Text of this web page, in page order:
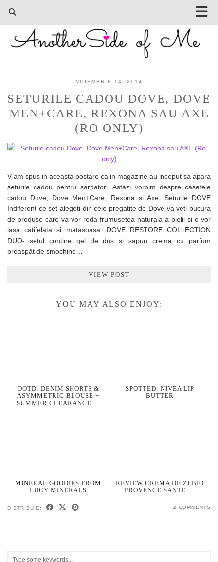
NOIEMBRIE 14, 2014
SETURILE CADOU DOVE, DOVE
MEN+CARE, REXONA SAU AXE
(RO ONLY)
V-am spus in aceasta postare ca in magazine au inceput sa apara
seturile cadou pentru sarbatori. Astazi vorbim despre casetele
cadou Dove, Dove Men+Care, Rexona si Axe. Seturile DOVE
Indiferent ce set alegeti din cele pregatite de Dove va veti bucura
de produse care va vor reda frumusetea naturala a pielii si o vor
lasa catifelata si matasoasa. DOVE RESTORE COLLECTION
DUO- setul contine gel de dus si sapun crema cu parfum
proaspăt de smochine…
VIEW POST
YOU MAY ALSO ENJOY:
OOTD: DENIM SHORTS &
ASYMMETRIC BLOUSE +
SUMMER CLEARANCE …
SPOTTED: NIVEA LIP
BUTTER
MINERAL GOODIES FROM
LUCY MINERALS
REVIEW CREMA DE ZI BIO
PROVENCE SANTE …
DISTRIBUIE: 2 COMMENTS